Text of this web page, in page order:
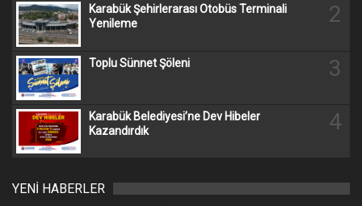
Karabük Şehirlerarası Otobüs Terminali
Yenileme
2
Toplu Sünnet Şöleni 3
Karabük Belediyesi’ne Dev Hibeler
Kazandırdık
4
YENİ HABERLER